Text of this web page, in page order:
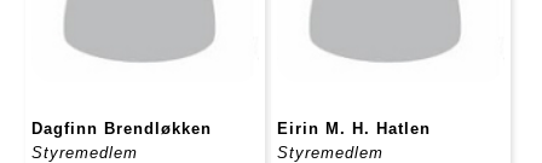
Dagfinn Brendløkken
Styremedlem
Eirin M. H. Hatlen
Styremedlem